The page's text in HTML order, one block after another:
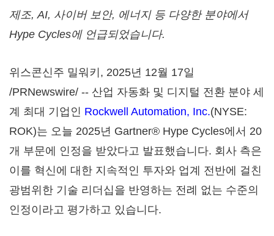
제조, AI, 사이버 보안, 에너지 등 다양한 분야에서
Hype Cycles에 언급되었습니다.
위스콘신주 밀워키 , 2025년 12월 17일
/PRNewswire/ -- 산업 자동화 및 디지털 전환 분야 세
계 최대 기업인 Rockwell Automation, Inc.(NYSE:
ROK)는 오늘 2025년 Gartner® Hype Cycles에서 20
개 부문에 인정을 받았다고 발표했습니다. 회사 측은
이를 혁신에 대한 지속적인 투자와 업계 전반에 걸친
광범위한 기술 리더십을 반영하는 전례 없는 수준의
인정이라고 평가하고 있습니다.